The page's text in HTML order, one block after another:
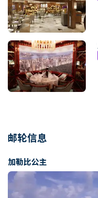
邮轮信息
加勒比公主